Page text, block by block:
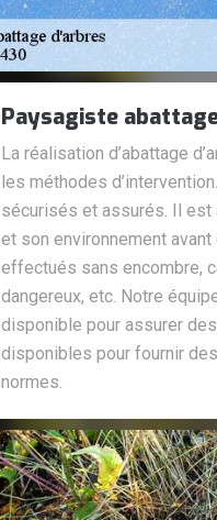
Paysagiste
La réalisation d’abattage
les méthodes
sécurisés et assurés. Il est
et son environnement
effectués sans encombre,
dangereux, etc. Notre
disponible pour assurer
disponibles pour fournir
normes.